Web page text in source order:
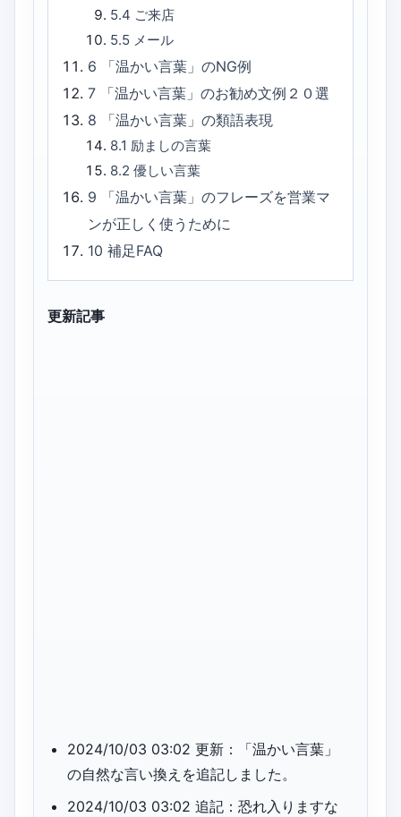
5.4 ご来店
5.5 メール
6
「温かい言葉」のNG例
7
「温かい言葉」のお勧め文例２０選
8
「温かい言葉」の類語表現
8.1 励ましの言葉
8.2 優しい言葉
9
「温かい言葉」のフレーズを営業マ
ンが正しく使うために
10補足FAQ
更新記事
2024/10/03 03:02 更新：「温かい言葉」
の自然な言い換えを追記しました。
2024/10/03 03:02 追記：恐れ入りますな